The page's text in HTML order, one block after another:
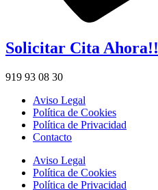
Solicitar Cita Ahora!!
919 93 08 30
Aviso Legal
Política de Cookies
Política de Privacidad
Contacto
Aviso Legal
Política de Cookies
Política de Privacidad